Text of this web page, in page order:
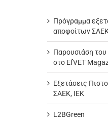
Πρόγραμμα
αποφοίτων
Παρουσιάση του
στο EfVET
Εξετάσεις
ΣΑΕΚ, ΙΕΚ
L2BGreen